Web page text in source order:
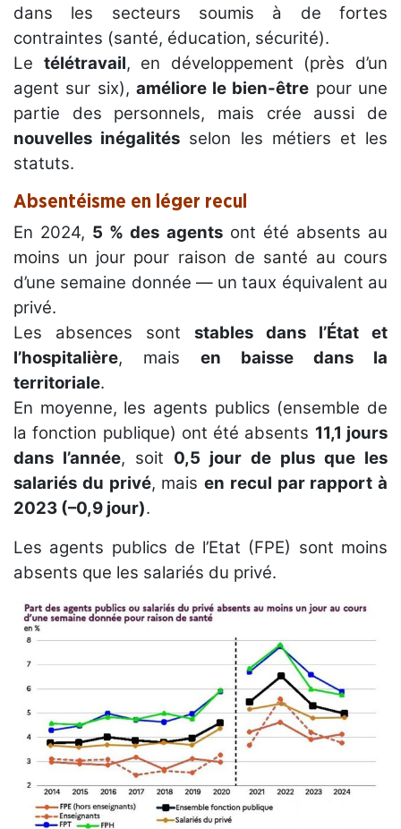
dans les secteurs soumis à de fortes
contraintes (santé, éducation, sécurité).
Le télétravail, en développement (près d’un
agent sur six), améliore le bien-être pour une
partie des personnels, mais crée aussi de
nouvelles inégalités selon les métiers et les
statuts.
Absentéisme en léger recul
En 2024, 5 % des agentsont été absents au
moins un jour pour raison de santé au cours
d’une semaine donnée — un taux équivalent au
privé.
Les absences sont stables dans l’État et
l’hospitalière, mais en baisse dans la
territoriale.
En moyenne, les agents publics (ensemble de
la fonction publique) ont été absents 11,1 jours
dans l’année, soit 0,5 jour de plus que les
salariés du privé, mais en recul par rapport à
2023 (–0,9 jour).
Les agents publics de l’Etat (FPE) sont moins
absents que les salariés du privé.